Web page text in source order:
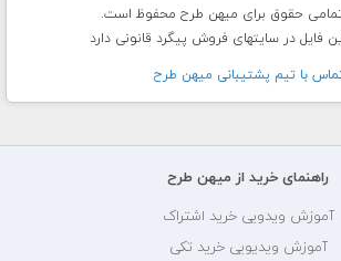
فایل در سایتهای فروش پیگرد قانونی دارد
با تيم پشتيبانی ميهن طرح
راهنمای خرید از میهن طرح
آموزش ویدویی خرید اشتراک
آموزش ویدیویی خرید تکی